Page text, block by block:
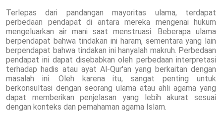
Terlepas dari pandangan mayoritas ulama, terdapat
perbedaan pendapat di antara mereka mengenai hukum
mengeluarkan air mani saat menstruasi. Beberapa ulama
berpendapat bahwa tindakan ini haram, sementara yang lain
berpendapat bahwa tindakan ini hanyalah makruh. Perbedaan
pendapat ini dapat disebabkan oleh perbedaan interpretasi
terhadap hadis atau ayat Al-Qur'an yang berkaitan dengan
masalah ini. Oleh karena itu, sangat penting untuk
berkonsultasi dengan seorang ulama atau ahli agama yang
dapat memberikan penjelasan yang lebih akurat sesuai
dengan konteks dan pemahaman agama Islam.